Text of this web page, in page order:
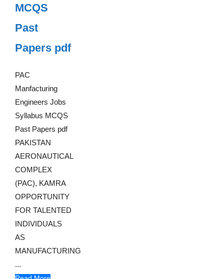
MCQS
Past
Papers pdf
PAC
Manfacturing
Engineers Jobs
Syllabus MCQS
Past Papers pdf
PAKISTAN
AERONAUTICAL
COMPLEX
(PAC), KAMRA
OPPORTUNITY
FOR TALENTED
INDIVIDUALS
AS
MANUFACTURING
...